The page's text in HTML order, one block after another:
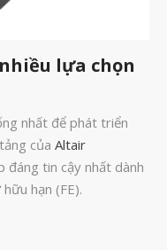
Tư 2024
Mười Hai 2023
Mười Một 2023
lựa chọn
nhất để phát triển
của Altair
đáng tin cậy nhất dành
hạn (FE).